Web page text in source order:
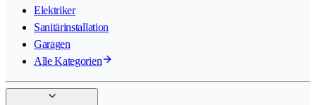
Elektriker
Sanitärinstallation
Garagen
Alle Kategorien